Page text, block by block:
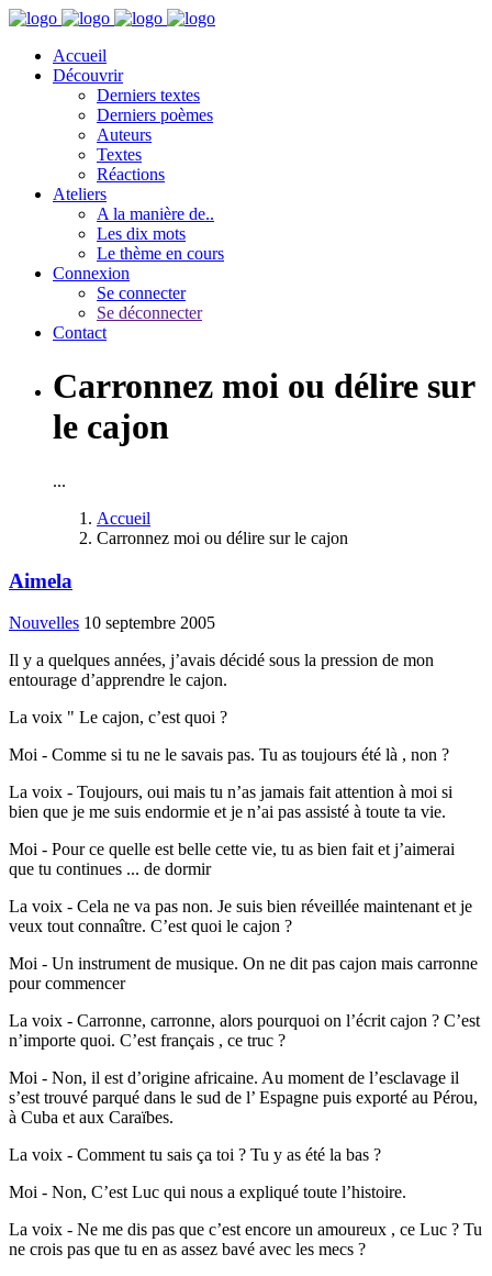
Accueil
Découvrir
Derniers textes
Derniers poèmes
Auteurs
Textes
Réactions
Ateliers
A la manière de..
Les dix mots
Le thème en cours
Connexion
Se connecter
Se déconnecter
Contact
Carronnez moi ou délire sur
le cajon
...
Accueil
Carronnez moi ou délire sur le cajon
Aimela
Nouvelles 10 septembre 2005
Il y a quelques années, j’avais décidé sous la pression de mon
entourage d’apprendre le cajon.
La voix " Le cajon, c’est quoi ?
Moi - Comme si tu ne le savais pas. Tu as toujours été là , non ?
La voix - Toujours, oui mais tu n’as jamais fait attention à moi si
bien que je me suis endormie et je n’ai pas assisté à toute ta vie.
Moi - Pour ce quelle est belle cette vie, tu as bien fait et j’aimerai
que tu continues ... de dormir
La voix - Cela ne va pas non. Je suis bien réveillée maintenant et je
veux tout connaître. C’est quoi le cajon ?
Moi - Un instrument de musique. On ne dit pas cajon mais carronne
pour commencer
La voix - Carronne, carronne, alors pourquoi on l’écrit cajon ? C’est
n’importe quoi. C’est français , ce truc ?
Moi - Non, il est d’origine africaine. Au moment de l’esclavage il
s’est trouvé parqué dans le sud de l’ Espagne puis exporté au Pérou,
à Cuba et aux Caraïbes.
La voix - Comment tu sais ça toi ? Tu y as été la bas ?
Moi - Non, C’est Luc qui nous a expliqué toute l’histoire.
La voix - Ne me dis pas que c’est encore un amoureux , ce Luc ? Tu
ne crois pas que tu en as assez bavé avec les mecs ?